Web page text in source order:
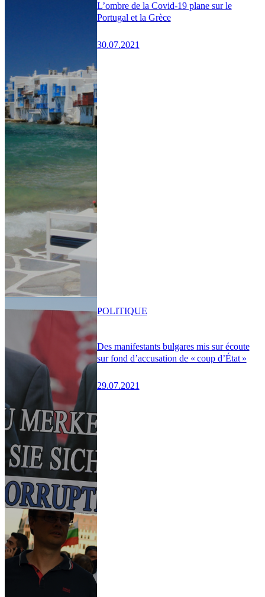
L’ombre de la Covid-19 plane sur le
Portugal et la Grèce
30.07.2021
Des manifestants bulgares mis sur écoute
sur fond d’accusation de « coup d’État »
29.07.2021
POLITIQUE